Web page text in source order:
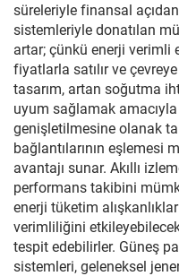
süreleriyle finansal
sistemleriyle donatılan
artar; çünkü enerji verimli
fiyatlarla satılır ve
tasarım, artan soğutma
uyum sağlamak
genişletilmesine olanak
bağlantılarının eşlemesi
avantajı sunar. Akıllı
performans takibini
enerji tüketim
verimliliğini
tespit edebilirler. Güneş
sistemleri, geleneksel